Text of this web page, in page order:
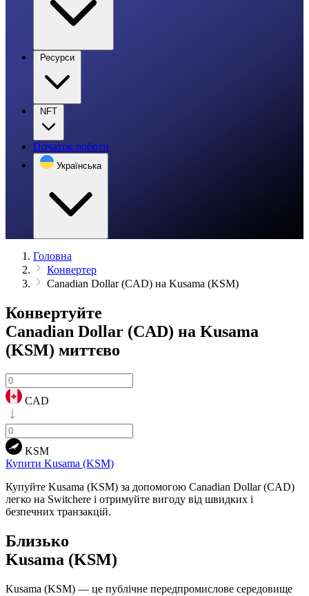
Ресурси
NFT
Початок роботи
Українська
Головна
Конвертер
Canadian Dollar (CAD) на Kusama (KSM)
Конвертуйте
Canadian Dollar (CAD) на Kusama
(KSM) миттєво
CAD
KSM
Купити Kusama (KSM)
Купуйте Kusama (KSM) за допомогою Canadian Dollar (CAD)
легко на Switchere і отримуйте вигоду від швидких і
безпечних транзакцій.
Близько
Kusama (KSM)
Kusama (KSM) — це публічне передпромислове середовище